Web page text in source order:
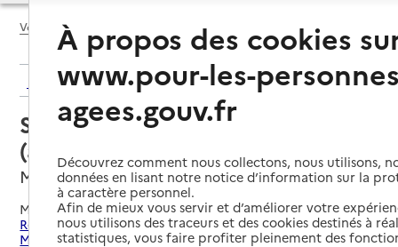
Voir le fil d’Ariane
Retour aux résultats de l'annuaire
Service autonomie à domicile
(aide) – ADMR Marne et Soude
Matougues, MARNE
Mis à jour le29/07/2026
Rechercher les établissements et services autour de
Matougues.
À propos des cookies
www.pour-les-
agees.gouv.fr
Découvrez comment nous collectons, nous utilisons,
données en lisant notre notice d’information sur la
à caractère personnel.
Afin de mieux vous servir et d’améliorer votre
nous utilisons des traceurs et des cookies destinés à
statistiques, vous faire profiter pleinement des